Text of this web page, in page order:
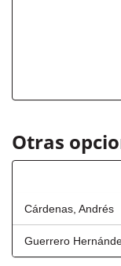
Otras
Cárdenas, Andrés
Guerrero